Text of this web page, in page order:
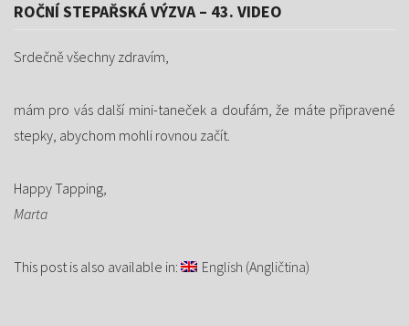
ROČNÍ STEPAŘSKÁ VÝZVA – 43. VIDEO
Srdečně všechny zdravím,
mám pro vás další mini-taneček a doufám, že máte připravené
stepky, abychom mohli rovnou začít.
Happy Tapping,
Marta
This post is also available in: English (Angličtina)